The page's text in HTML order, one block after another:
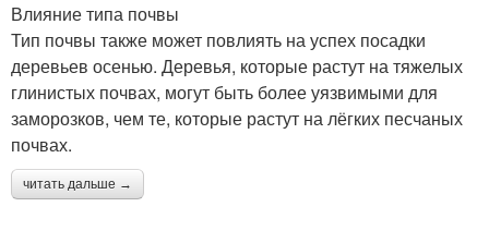
Влияние типа почвы
Тип почвы также может повлиять на успех посадки
деревьев осенью. Деревья, которые растут на тяжелых
глинистых почвах, могут быть более уязвимыми для
заморозков, чем те, которые растут на лёгких песчаных
почвах.
читать дальше →